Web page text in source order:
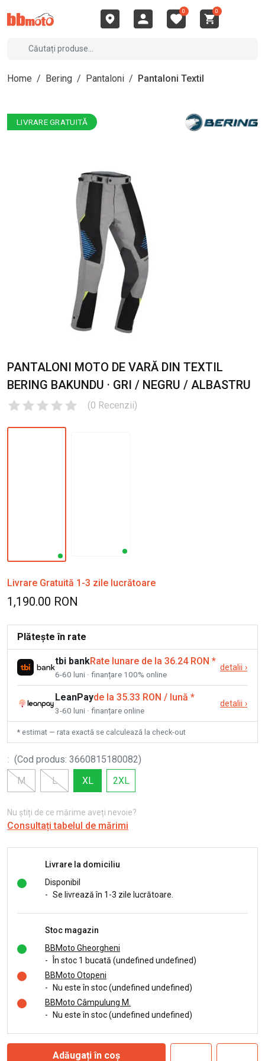
0 0
Home / Bering / Pantaloni / Pantaloni Textil
LIVRARE GRATUITĂ
PANTALONI MOTO DE VARĂ DIN TEXTIL
BERING BAKUNDU · GRI / NEGRU / ALBASTRU
(0 Recenzii)
Livrare Gratuită 1-3 zile lucrătoare
1,190.00 RON
Plătește în rate
tbi bankRate lunare de la 36.24 RON *
6-60 luni · finanțare 100% online
detalii ›
LeanPayde la 35.33 RON / lună *
3-60 luni · finanțare online
detalii ›
* estimat — rata exactă se calculează la check-out
: (Cod produs: 3660815180082)
M
L XL 2XL
Nu știți de ce mărime aveți nevoie?
Consultați tabelul de mărimi
Livrare la domiciliu
Disponibil
- Se livrează în 1-3 zile lucrătoare.
Stoc magazin
BBMoto Gheorgheni
-
În stoc 1 bucată (undefined undefined)
BBMoto Otopeni
-
Nu este în stoc (undefined undefined)
BBMoto Câmpulung M.
-
Nu este în stoc (undefined undefined)
Adăugați în coș